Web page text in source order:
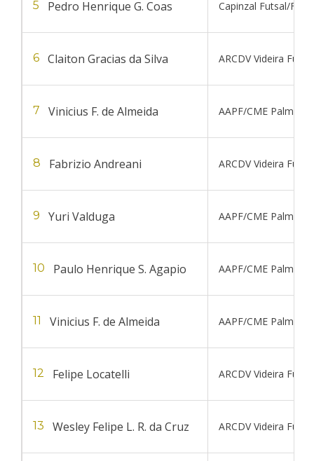
5 Pedro Henrique G. Coas Capinzal Futsal/FME
6 Claiton Gracias da Silva ARCDV Videira Futsal
7 Vinicius F. de Almeida AAPF/CME Palmitos
8 Fabrizio Andreani ARCDV Videira Futsal
9 Yuri Valduga AAPF/CME Palmitos
10 Paulo Henrique S. Agapio AAPF/CME Palmitos
11 Vinicius F. de Almeida AAPF/CME Palmitos
12 Felipe Locatelli ARCDV Videira Futsal
13 Wesley Felipe L. R. da Cruz ARCDV Videira Futsal